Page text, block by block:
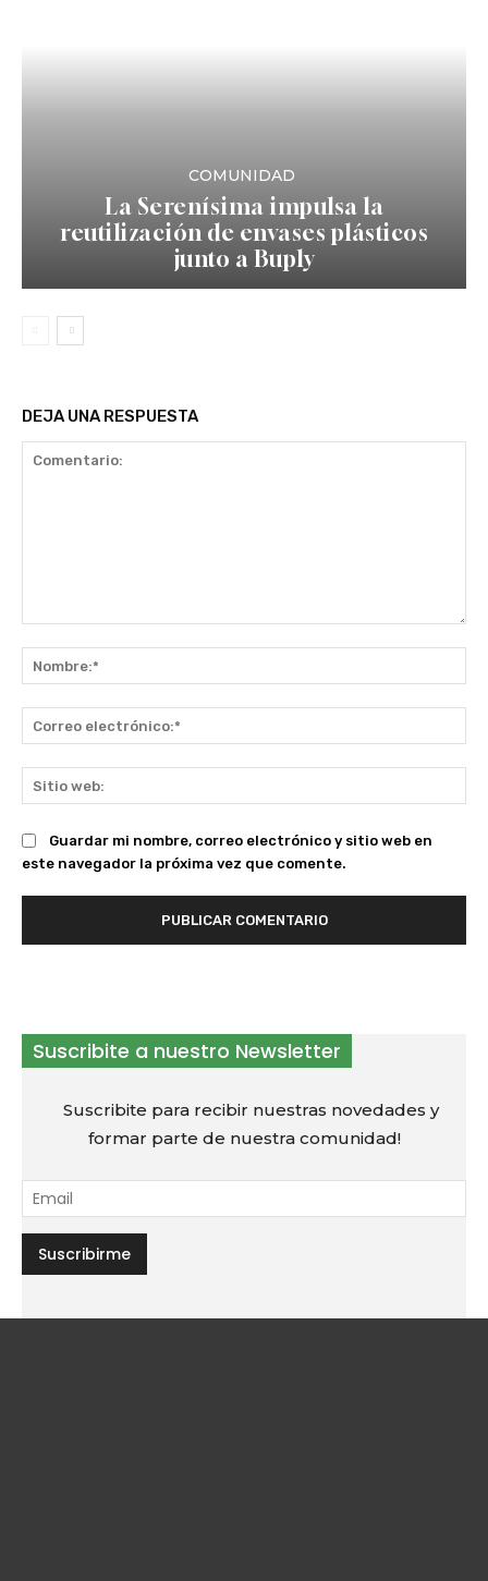
COMUNIDAD
La Serenísima impulsa la
reutilización de envases plásticos
junto a Buply
DEJA UNA RESPUESTA
Guardar mi nombre, correo electrónico y sitio web en
este navegador la próxima vez que comente.
Suscribite a nuestro Newsletter
Suscribite para recibir nuestras novedades y
formar parte de nuestra comunidad!